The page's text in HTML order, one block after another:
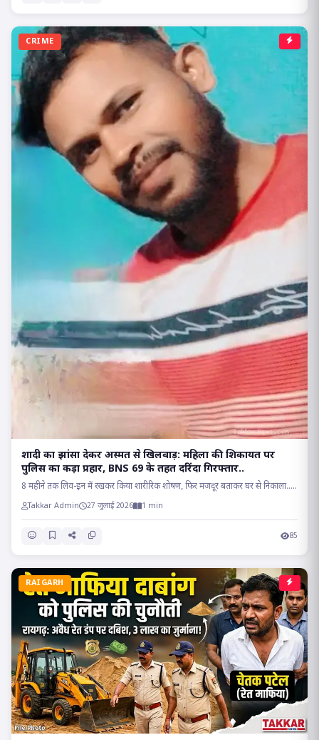
CRIME
शादी का झांसा देकर अस्मत से खिलवाड़: महिला की शिकायत पर
पुलिस का कड़ा प्रहार, BNS 69 के तहत दरिंदा गिरफ्तार..
8 महीने तक लिव-इन में रखकर किया शारीरिक शोषण, फिर मजदूर बताकर घर से निकाला.....
Takkar Admin 27 जुलाई 2026 1 min
85
RAIGARH